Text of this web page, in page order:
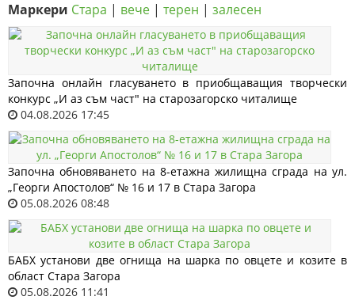
Маркери Стара | вече | терен | залесен
Започна онлайн гласуването в приобщаващия творчески
конкурс „И аз съм част" на старозагорско читалище
04.08.2026 17:45
Започна обновяването на 8-етажна жилищна сграда на ул.
„Георги Апостолов“ № 16 и 17 в Стара Загора
05.08.2026 08:48
БАБХ установи две огнища на шарка по овцете и козите в
област Стара Загора
05.08.2026 11:41